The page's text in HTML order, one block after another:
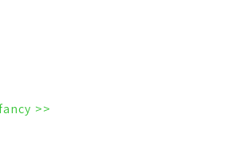
<< Myofunctional Issues: Start in Infancy